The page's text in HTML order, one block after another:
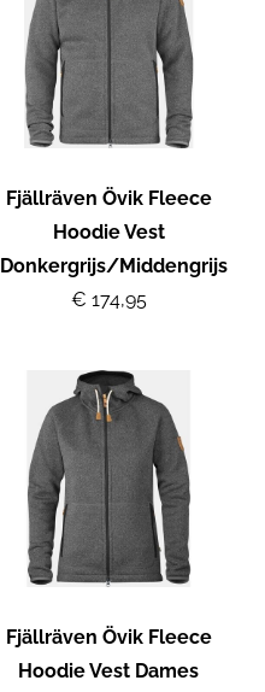
Fjällräven Övik Fleece
Hoodie Vest
Donkergrijs/Middengrijs
€ 174,95
Fjällräven Övik Fleece
Hoodie Vest Dames